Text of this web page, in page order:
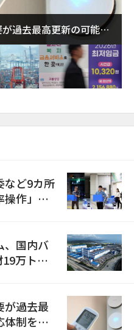
過去最高更新の可能性
など9カ所
作」の
、国内バ
万トン
が過去最
体制を点